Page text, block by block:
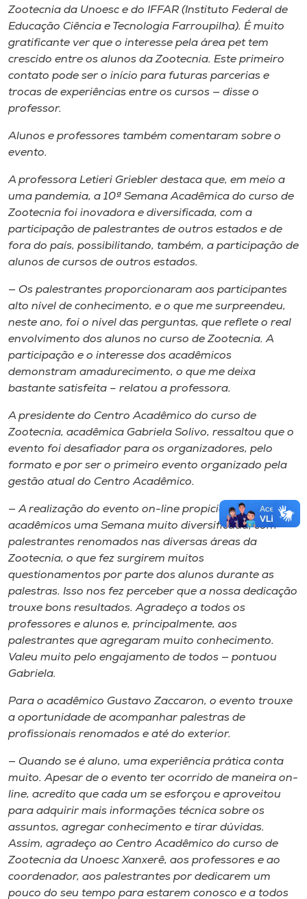
Zootecnia da Unoesc e do IFFAR (Instituto Federal de
Educação Ciência e Tecnologia Farroupilha). É muito
gratificante ver que o interesse pela área pet tem
crescido entre os alunos da Zootecnia. Este primeiro
contato pode ser o início para futuras parcerias e
trocas de experiências entre os cursos — disse o
professor.
Alunos e professores também comentaram sobre o
evento.
A professora Letieri Griebler destaca que, em meio a
uma pandemia, a 10ª Semana Acadêmica do curso de
Zootecnia foi inovadora e diversificada, com a
participação de palestrantes de outros estados e de
fora do país, possibilitando, também, a participação de
alunos de cursos de outros estados.
— Os palestrantes proporcionaram aos participantes
alto nível de conhecimento, e o que me surpreendeu,
neste ano, foi o nível das perguntas, que reflete o real
envolvimento dos alunos no curso de Zootecnia. A
participação e o interesse dos acadêmicos
demonstram amadurecimento, o que me deixa
bastante satisfeita – relatou a professora.
A presidente do Centro Acadêmico do curso de
Zootecnia, acadêmica Gabriela Solivo, ressaltou que o
evento foi desafiador para os organizadores, pelo
formato e por ser o primeiro evento organizado pela
gestão atual do Centro Acadêmico.
— A realização do evento on-line propiciou aos
acadêmicos uma Semana muito diversificada, com
palestrantes renomados nas diversas áreas da
Zootecnia, o que fez surgirem muitos
questionamentos por parte dos alunos durante as
palestras. Isso nos fez perceber que a nossa dedicação
trouxe bons resultados. Agradeço a todos os
professores e alunos e, principalmente, aos
palestrantes que agregaram muito conhecimento.
Valeu muito pelo engajamento de todos — pontuou
Gabriela.
Para o acadêmico Gustavo Zaccaron, o evento trouxe
a oportunidade de acompanhar palestras de
profissionais renomados e até do exterior.
— Quando se é aluno, uma experiência prática conta
muito. Apesar de o evento ter ocorrido de maneira on-
line, acredito que cada um se esforçou e aproveitou
para adquirir mais informações técnica sobre os
assuntos, agregar conhecimento e tirar dúvidas.
Assim, agradeço ao Centro Acadêmico do curso de
Zootecnia da Unoesc Xanxerê, aos professores e ao
coordenador, aos palestrantes por dedicarem um
pouco do seu tempo para estarem conosco e a todos